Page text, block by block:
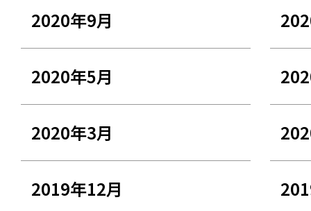
2020年9月
2020年5月
2020年3月
2019年12月